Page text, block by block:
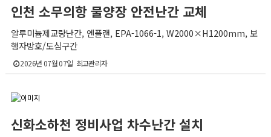
인천 소무의항 물양장 안전난간 교체
알루미늄제교량난간, 엔플랜, EPA-1066-1, W2000×H1200mm, 보
행자방호/도심구간
2026년 07월 07일 최고관리자
신화소하천 정비사업 차수난간 설치